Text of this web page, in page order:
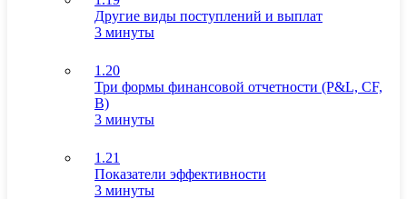
Другие виды поступлений и выплат
3 минуты
1.20
Три формы финансовой отчетности (P&L, CF,
B)
3 минуты
1.21
Показатели эффективности
3 минуты